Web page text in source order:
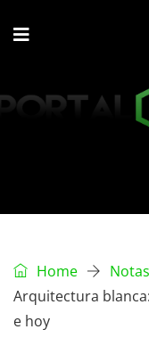
Home
Arquitectura
e hoy